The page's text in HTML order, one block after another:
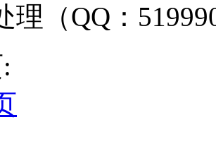
理（QQ：